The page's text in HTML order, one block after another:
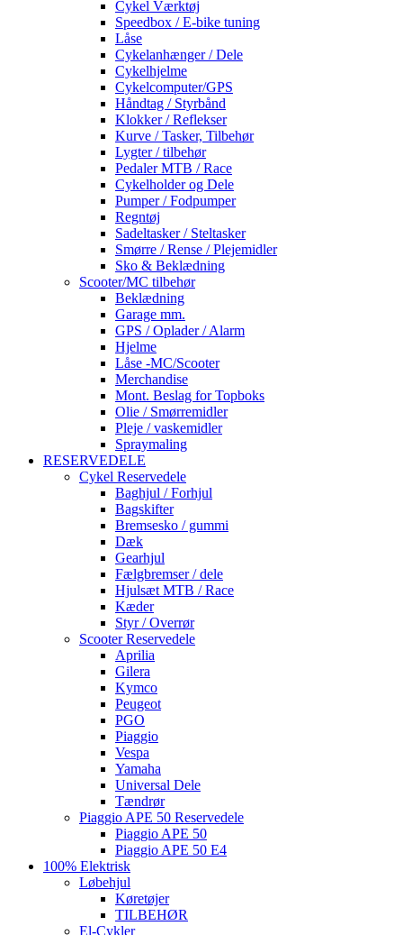
Cykel Værktøj
Speedbox / E-bike tuning
Låse
Cykelanhænger / Dele
Cykelhjelme
Cykelcomputer/GPS
Håndtag / Styrbånd
Klokker / Reflekser
Kurve / Tasker, Tilbehør
Lygter / tilbehør
Pedaler MTB / Race
Cykelholder og Dele
Pumper / Fodpumper
Regntøj
Sadeltasker / Steltasker
Smørre / Rense / Plejemidler
Sko & Beklædning
Scooter/MC tilbehør
Beklædning
Garage mm.
GPS / Oplader / Alarm
Hjelme
Låse -MC/Scooter
Merchandise
Mont. Beslag for Topboks
Olie / Smørremidler
Pleje / vaskemidler
Spraymaling
RESERVEDELE
Cykel Reservedele
Baghjul / Forhjul
Bagskifter
Bremsesko / gummi
Dæk
Gearhjul
Fælgbremser / dele
Hjulsæt MTB / Race
Kæder
Styr / Overrør
Scooter Reservedele
Aprilia
Gilera
Kymco
Peugeot
PGO
Piaggio
Vespa
Yamaha
Universal Dele
Tændrør
Piaggio APE 50 Reservedele
Piaggio APE 50
Piaggio APE 50 E4
100% Elektrisk
Løbehjul
Køretøjer
TILBEHØR
El-Cykler